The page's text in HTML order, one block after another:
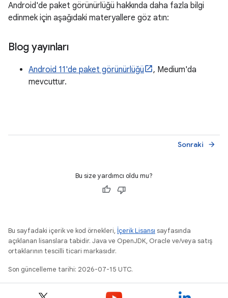
Android'de paket görünürlüğü hakkında daha fazla bilgi
edinmek için aşağıdaki materyallere göz atın:
Blog yayınları
Android 11'de paket görünürlüğü
, Medium'da
mevcuttur.
Sonraki arrow_forward
Bu size yardımcı oldu mu?
Bu sayfadaki içerik ve kod örnekleri, İçerik Lisansı sayfasında
açıklanan lisanslara tabidir. Java ve OpenJDK, Oracle ve/veya satış
ortaklarının tescilli ticari markasıdır.
Son güncelleme tarihi: 2026-07-15 UTC.